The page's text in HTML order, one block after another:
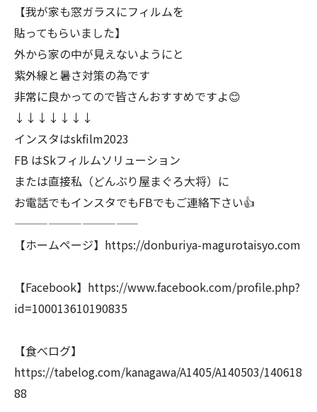
【我が家も窓ガラスにフィルムを
貼ってもらいました】
外から家の中が見えないようにと
紫外線と暑さ対策の為です
非常に良かってので皆さんおすすめですよ😊
↓↓↓↓↓↓↓
インスタはskfilm2023
FB はSkフィルムソリューション
または直接私（どんぶり屋まぐろ大将）に
お電話でもインスタでもFBでもご連絡下さい👍
———————————
【ホームページ】https://donburiya-magurotaisyo.com
【Facebook】https://www.facebook.com/profile.php?
id=100013610190835
【食べログ】
https://tabelog.com/kanagawa/A1405/A140503/140618
88